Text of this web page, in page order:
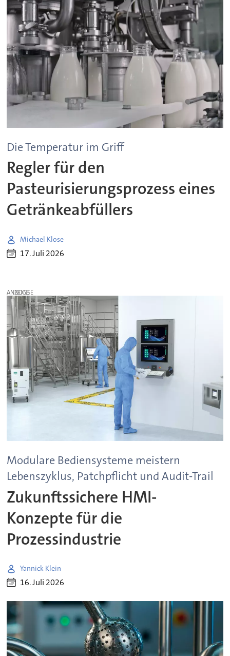
Die Temperatur im Griff
Regler für den
Pasteurisierungsprozess eines
Getränkeabfüllers
Michael Klose
17. Juli 2026
ANZEIGE
Modulare Bediensysteme meistern
Lebenszyklus, Patchpflicht und Audit-Trail
Zukunftssichere HMI-
Konzepte für die
Prozessindustrie
Yannick Klein
16. Juli 2026